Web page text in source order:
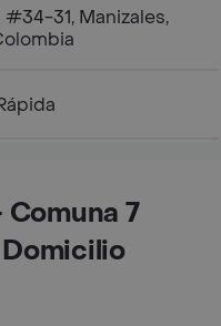
#34-31, Manizales,
7